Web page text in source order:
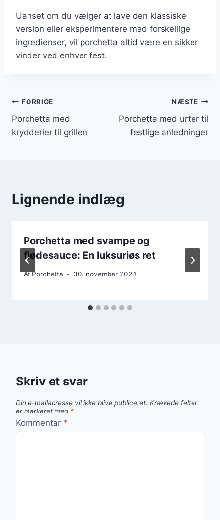
Uanset om du vælger at lave den klassiske
version eller eksperimentere med forskellige
ingredienser, vil porchetta altid være en sikker
vinder ved enhver fest.
Indlægsnavigation
FORRIGE
Porchetta med
krydderier til grillen
NÆSTE
Porchetta med urter til
festlige anledninger
Lignende indlæg
Porchetta med svampe og
flødesauce: En luksuriøs ret
AfPorchetta 30. november 2024
Skriv et svar
Din e-mailadresse vil ikke blive publiceret. Krævede felter
er markeret med *
Kommentar *